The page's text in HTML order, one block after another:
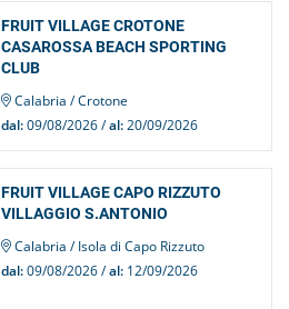
FRUIT VILLAGE CROTONE
CASAROSSA BEACH SPORTING
CLUB
Calabria / Crotone
dal:09/08/2026 /al:20/09/2026
FRUIT VILLAGE CAPO RIZZUTO
VILLAGGIO S.ANTONIO
Calabria / Isola di Capo Rizzuto
dal:09/08/2026 /al:12/09/2026